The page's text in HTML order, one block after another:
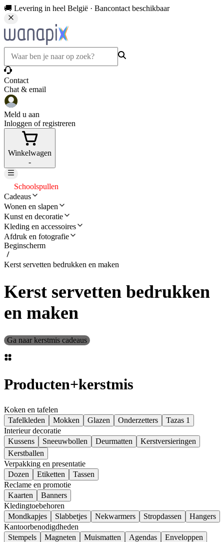
🚚 Levering in heel België · Bancontact beschikbaar
Contact
Chat & email
Meld u aan
Inloggen of registreren
Winkelwagen
-
Schoolspullen
Cadeaus
Wonen en slapen
Kunst en decoratie
Kleding en accessoires
Afdruk en fotografie
Beginscherm
Kerst servetten bedrukken en maken
Kerst servetten bedrukken
en maken
Ga naar kerstmis cadeaus
Producten+kerstmis
Koken en tafelen
Tafelkleden
Mokken Glazen Onderzetters
Tazas 1
Interieur decoratie
Kussens
Sneeuwbollen Deurmatten
Kerstversieringen
Kerstballen
Verpakking en presentatie
Dozen
Etiketten
Tassen
Reclame en promotie
Kaarten
Banners
Kledingtoebehoren
Mondkapjes
Slabbetjes Nekwarmers Stropdassen
Hangers
Kantoorbenodigdheden
Stempels
Magneten Muismatten Agendas
Enveloppen